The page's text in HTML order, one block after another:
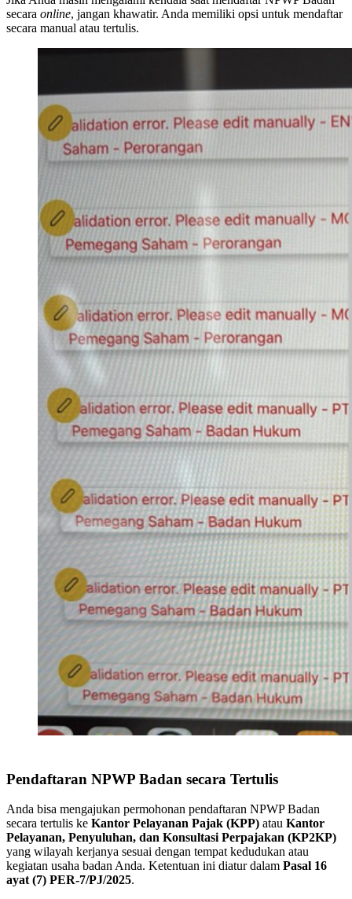
secara online, jangan khawatir. Anda memiliki opsi untuk mendaftar
secara manual atau tertulis.
Pendaftaran NPWP Badan secara Tertulis
Anda bisa mengajukan permohonan pendaftaran NPWP Badan
secara tertulis ke Kantor Pelayanan Pajak (KPP) atau Kantor
Pelayanan, Penyuluhan, dan Konsultasi Perpajakan (KP2KP)
yang wilayah kerjanya sesuai dengan tempat kedudukan atau
kegiatan usaha badan Anda. Ketentuan ini diatur dalam Pasal 16
ayat (7) PER-7/PJ/2025.